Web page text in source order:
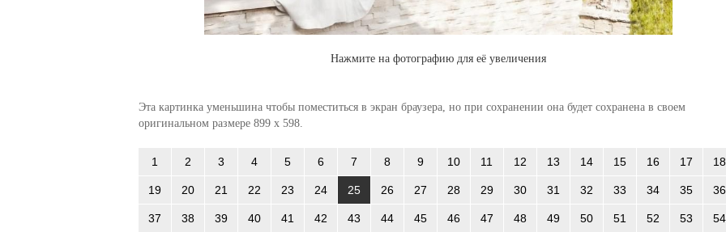
Нажмите на фотографию для её увеличения
Эта картинка уменьшина чтобы поместиться в экран браузера, но при сохранении она будет сохранена в своем
оригинальном размере 899 x 598.
1 2 3 4 5 6 7 8 9 10 11 12 13 14 15 16 17 18
19 20 21 22 23 24 25 26 27 28 29 30 31 32 33 34 35 36
37 38 39 40 41 42 43 44 45 46 47 48 49 50 51 52 53 54